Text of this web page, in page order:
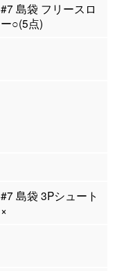
#7 島袋 フリースロ
ー○(5点)
#7 島袋 3Pシュート
×